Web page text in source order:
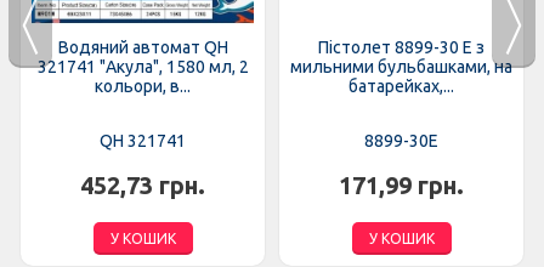
Водяний автомат QH
321741 "Акула", 1580 мл, 2
кольори, в...
QH 321741
452,73 грн.
У КОШИК
Пістолет 8899-30 E з
мильними бульбашками, на
батарейках,...
8899-30E
171,99 грн.
У КОШИК